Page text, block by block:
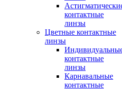
контактные
линзы
Цветные контактные
линзы
контактные
линзы
Карнавальные
контактные